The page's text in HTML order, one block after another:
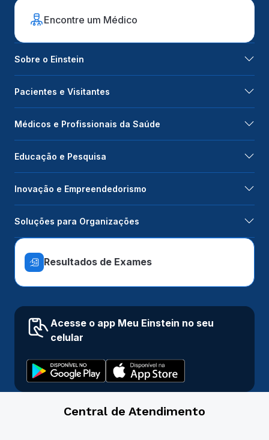
Encontre um Médico
Sobre o Einstein
Pacientes e Visitantes
Médicos e Profissionais da Saúde
Educação e Pesquisa
Inovação e Empreendedorismo
Soluções para Organizações
Resultados de Exames
Acesse o app Meu Einstein no seu
celular
Central de Atendimento